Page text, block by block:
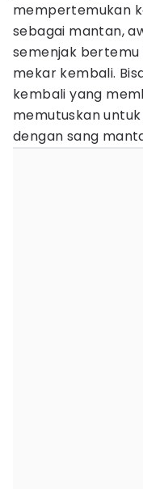
mempertemukan
sebagai mantan,
semenjak
mekar kembali.
kembali yang
memutuskan
dengan sang